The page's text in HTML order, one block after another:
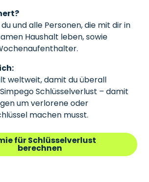
und alle Personen, die mit dir in
Haushalt leben, sowie
weltweit, damit du überall
Schlüsselverlust – damit
um verlorene oder
machen musst.
für Schlüsselverlust
berechnen